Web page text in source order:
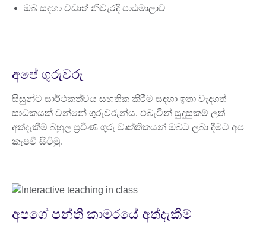
ඔබ සඳහා වඩාත් නිවැරදි පාඨමාලාව
අපේ ගුරුවරු
සිසුන්ට සාර්ථකත්වය සහතික කිරීම සඳහා ඉතා වැදගත්
සාධකයක් වන්නේ ගුරුවරුන්ය. එබැවින් සුදුසුකම් ලත්
අත්දැකීම් බහුල ප්‍රවීණ ගුරු වෘත්තිකයන් ඔබට ලබා දීමට අප
කැපවී සිටිමු.
අපගේ පන්ති කාමරයේ අත්දැකීම්